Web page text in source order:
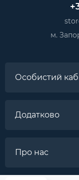
м.
Особистий
Додатково
Про нас